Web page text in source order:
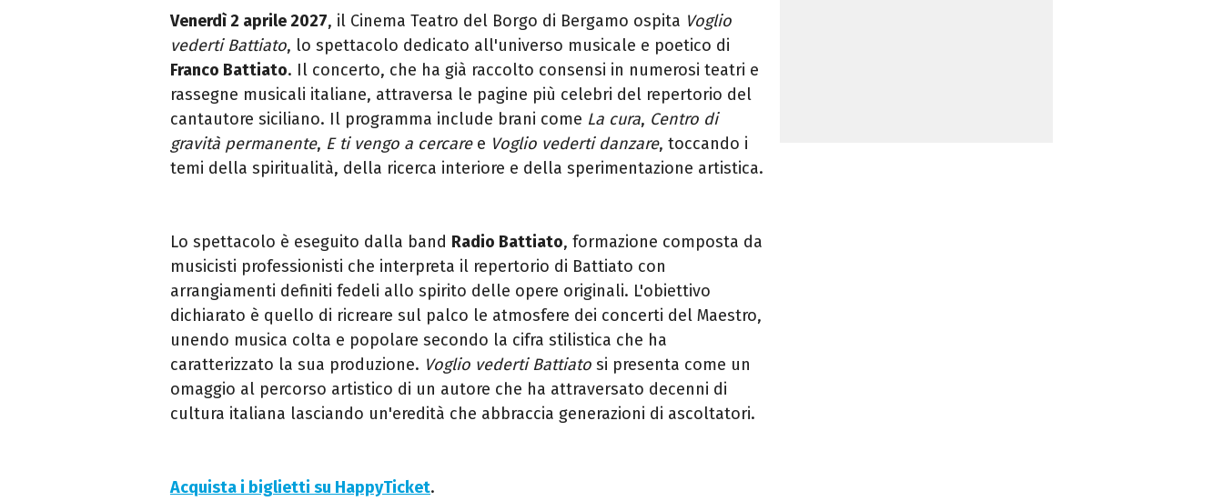
Venerdì 2 aprile 2027, il Cinema Teatro del Borgo di Bergamo ospita Voglio
vederti Battiato, lo spettacolo dedicato all'universo musicale e poetico di
Franco Battiato. Il concerto, che ha già raccolto consensi in numerosi teatri e
rassegne musicali italiane, attraversa le pagine più celebri del repertorio del
cantautore siciliano. Il programma include brani come La cura, Centro di
gravità permanente, E ti vengo a cercaree Voglio vederti danzare, toccando i
temi della spiritualità, della ricerca interiore e della sperimentazione artistica.
Lo spettacolo è eseguito dalla band Radio Battiato, formazione composta da
musicisti professionisti che interpreta il repertorio di Battiato con
arrangiamenti definiti fedeli allo spirito delle opere originali. L'obiettivo
dichiarato è quello di ricreare sul palco le atmosfere dei concerti del Maestro,
unendo musica colta e popolare secondo la cifra stilistica che ha
caratterizzato la sua produzione. Voglio vederti Battiato si presenta come un
omaggio al percorso artistico di un autore che ha attraversato decenni di
cultura italiana lasciando un'eredità che abbraccia generazioni di ascoltatori.
Acquista i biglietti su HappyTicket.